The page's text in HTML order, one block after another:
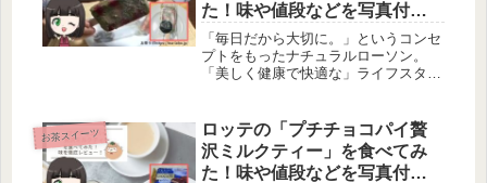
た！味や値段などを写真付き
でレビュー！【写真付き】
「毎日だから大切に。」というコンセ
プトをもったナチュラルローソン。
「美しく健康で快適な」ライフスタイ
んでいます。今回は、PALETASのフ
ローズンフルーツバー「パレタス
S...
お茶スイーツ
ロッテの「プチチョコパイ贅
沢ミルクティー」を食べてみ
た！味や値段などを写真付き